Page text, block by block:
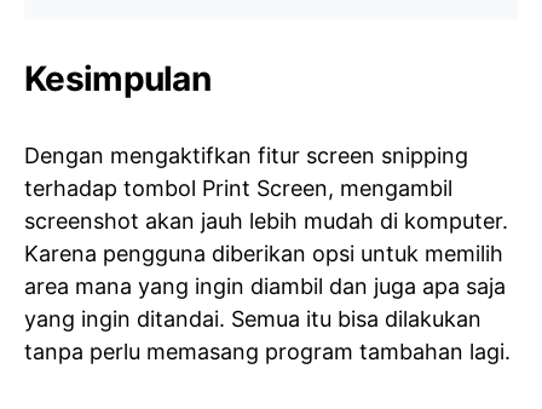
Kesimpulan
Dengan mengaktifkan fitur screen snipping
terhadap tombol Print Screen, mengambil
screenshot akan jauh lebih mudah di komputer.
Karena pengguna diberikan opsi untuk memilih
area mana yang ingin diambil dan juga apa saja
yang ingin ditandai. Semua itu bisa dilakukan
tanpa perlu memasang program tambahan lagi.